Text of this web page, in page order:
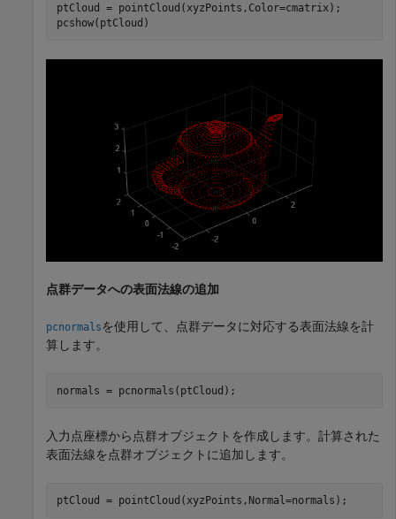
ptCloud = pointCloud(xyzPoints,Color=cmatrix);
pcshow(ptCloud)
点群データへの表面法線の追加
pcnormals を使用して、点群データに対応する表面法線を計
算します。
normals = pcnormals(ptCloud);
入力点座標から点群オブジェクトを作成します。計算された
表面法線を点群オブジェクトに追加します。
ptCloud = pointCloud(xyzPoints,Normal=normals);